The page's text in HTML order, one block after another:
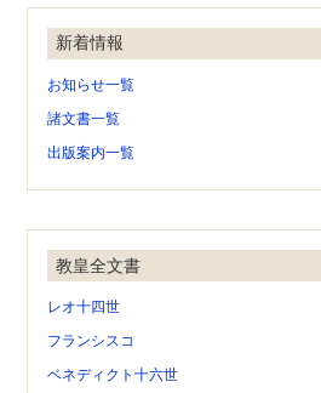
新着情報
お知らせ一覧
諸文書一覧
出版案内一覧
教皇全文書
レオ十四世
フランシスコ
ベネディクト十六世